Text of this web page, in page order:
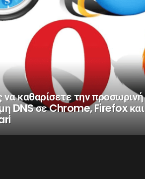
καθαρίσετε την προσωρινή
DNS σε Chrome, Firefox και